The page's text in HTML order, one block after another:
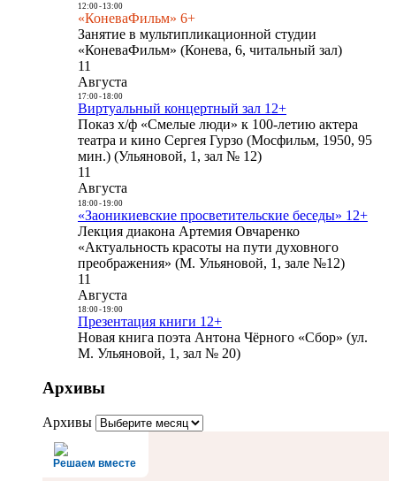
12:00- 13:00
«КоневаФильм» 6+
Занятие в мультипликационной студии
«КоневаФильм» (Конева, 6, читальный зал)
11
Августа
17:00- 18:00
Виртуальный концертный зал 12+
Показ х/ф «Смелые люди» к 100-летию актера
театра и кино Сергея Гурзо (Мосфильм, 1950, 95
мин.) (Ульяновой, 1, зал № 12)
11
Августа
18:00- 19:00
«Заоникиевские просветительские беседы» 12+
Лекция диакона Артемия Овчаренко
«Актуальность красоты на пути духовного
преображения» (М. Ульяновой, 1, зале №12)
11
Августа
18:00- 19:00
Презентация книги 12+
Новая книга поэта Антона Чёрного «Сбор» (ул.
М. Ульяновой, 1, зал № 20)
Архивы
Архивы
Решаем вместе